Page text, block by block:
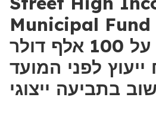
Municipal Fund עם הפסדים
העולים על 100 אלף דולר
לפני המועד